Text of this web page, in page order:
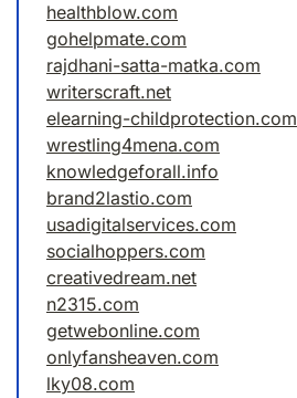
healthblow.com
gohelpmate.com
rajdhani-satta-matka.com
writerscraft.net
elearning-childprotection.com
wrestling4mena.com
knowledgeforall.info
brand2lastio.com
usadigitalservices.com
socialhoppers.com
creativedream.net
n2315.com
getwebonline.com
onlyfansheaven.com
lky08.com